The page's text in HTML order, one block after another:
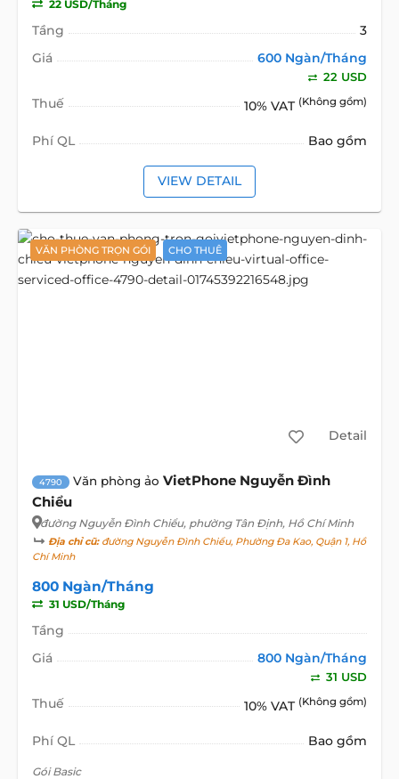
22 USD/Tháng
Tầng
3
Giá
600 Ngàn/Tháng
22 USD
Thuế 10% VAT (Không gồm)
Phí QL Bao gồm
VIEW DETAIL
VĂN PHÒNG TRỌN GÓI CHO THUÊ
Detail
4790 Văn phòng ảo VietPhone Nguyễn Đình
Chiểu
đường Nguyễn Đình Chiểu, phường Tân Định, Hồ Chí Minh
Địa chỉ cũ:đường Nguyễn Đình Chiểu, Phường Đa Kao, Quận 1, Hồ
Chí Minh
800 Ngàn/Tháng
31 USD/Tháng
Tầng
Giá
800 Ngàn/Tháng
31 USD
Thuế 10% VAT (Không gồm)
Phí QL Bao gồm
Gói Basic